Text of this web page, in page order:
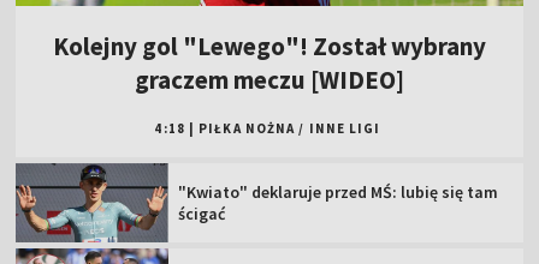
Kolejny gol "Lewego"! Został wybrany
graczem meczu [WIDEO]
4:18 PIŁKA NOŻNA / INNE LIGI
"Kwiato" deklaruje przed MŚ: lubię się tam
ścigać